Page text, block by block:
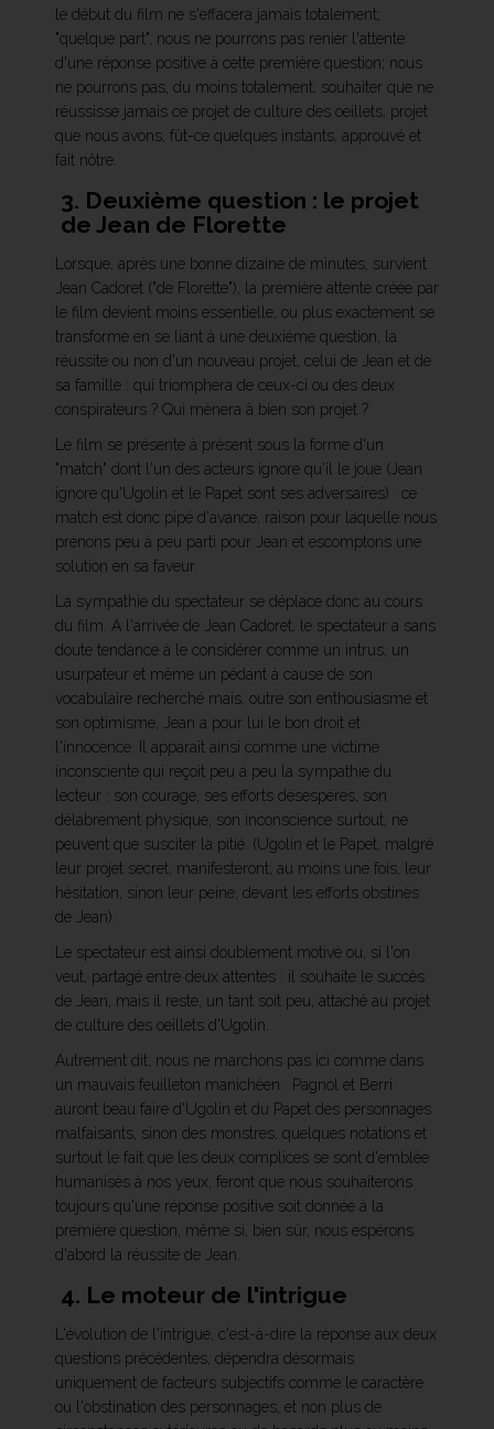
le début du film ne s'effacera jamais totalement;
"quelque part", nous ne pourrons pas renier l'attente
d'une réponse positive à cette première question; nous
ne pourrons pas, du moins totalement, souhaiter que ne
réussisse jamais ce projet de culture des oeillets, projet
que nous avons, fût-ce quelques instants, approuvé et
fait nôtre.
3. Deuxième question : le projet
de Jean de Florette
Lorsque, après une bonne dizaine de minutes, survient
Jean Cadoret ("de Florette"), la première attente créée par
le film devient moins essentielle, ou plus exactement se
transforme en se liant à une deuxième question, la
réussite ou non d'un nouveau projet, celui de Jean et de
sa famille : qui triomphera de ceux-ci ou des deux
conspirateurs ? Qui mènera à bien son projet ?
Le film se présente à présent sous la forme d'un
"match" dont l'un des acteurs ignore qu'il le joue (Jean
ignore qu'Ugolin et le Papet sont ses adversaires) : ce
match est donc pipé d'avance, raison pour laquelle nous
prenons peu à peu parti pour Jean et escomptons une
solution en sa faveur.
La sympathie du spectateur se déplace donc au cours
du film. A l'arrivée de Jean Cadoret, le spectateur a sans
doute tendance à le considérer comme un intrus, un
usurpateur et même un pédant à cause de son
vocabulaire recherché mais, outre son enthousiasme et
son optimisme, Jean a pour lui le bon droit et
l'innocence. Il apparaît ainsi comme une victime
inconsciente qui reçoit peu à peu la sympathie du
lecteur : son courage, ses efforts désespérés, son
délabrement physique, son inconscience surtout, ne
peuvent que susciter la pitié. (Ugolin et le Papet, malgré
leur projet secret, manifesteront, au moins une fois, leur
hésitation, sinon leur peine, devant les efforts obstinés
de Jean).
Le spectateur est ainsi doublement motivé ou, si l'on
veut, partagé entre deux attentes : il souhaite le succès
de Jean, mais il reste, un tant soit peu, attaché au projet
de culture des oeillets d'Ugolin.
Autrement dit, nous ne marchons pas ici comme dans
un mauvais feuilleton manichéen : Pagnol et Berri
auront beau faire d'Ugolin et du Papet des personnages
malfaisants, sinon des monstres, quelques notations et
surtout le fait que les deux complices se sont d'emblée
humanisés à nos yeux, feront que nous souhaiterons
toujours qu'une réponse positive soit donnée à la
première question, même si, bien sûr, nous espérons
d'abord la réussite de Jean.
4. Le moteur de l'intrigue
L'évolution de l'intrigue, c'est-à-dire la réponse aux deux
questions précédentes, dépendra désormais
uniquement de facteurs subjectifs comme le caractère
ou l'obstination des personnages, et non plus de